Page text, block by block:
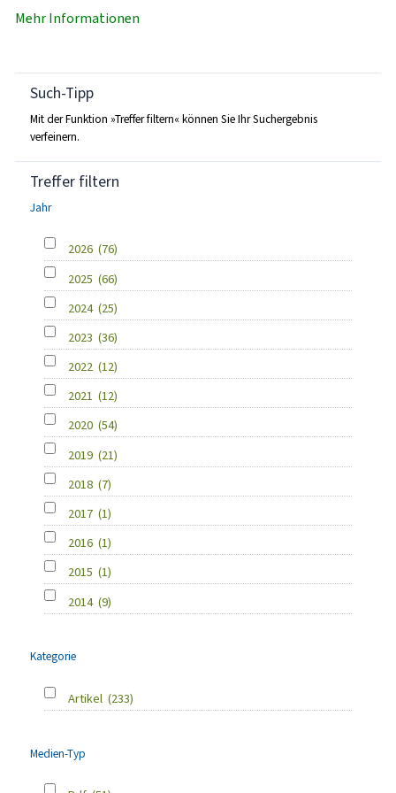
Mehr Informationen
Such-Tipp
Mit der Funktion »Treffer filtern« können Sie Ihr Suchergebnis
verfeinern.
Treffer filtern
Jahr
2026 (76)
2025 (66)
2024 (25)
2023 (36)
2022 (12)
2021 (12)
2020 (54)
2019 (21)
2018 (7)
2017 (1)
2016 (1)
2015 (1)
2014 (9)
Kategorie
Artikel (233)
Medien-Typ